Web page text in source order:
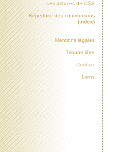
Les astuces de CSS
Répertoire des contributions
(index)
Mentions légales
Tribune libre
Contact
Liens